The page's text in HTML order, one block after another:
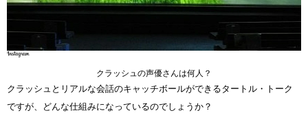
クラッシュの声優さんは何人？
クラッシュとリアルな会話のキャッチボールができるタートル・トーク
ですが、どんな仕組みになっているのでしょうか？